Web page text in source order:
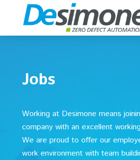
Jobs
Working at Desimone means
company with an excellent
We are proud to offer our
work environment with team